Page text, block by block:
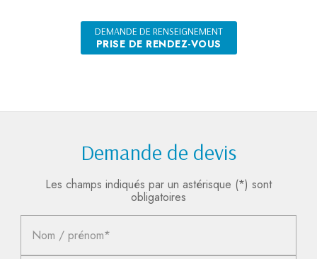
DEMANDE DE RENSEIGNEMENT
PRISE DE RENDEZ-VOUS
Demande de devis
Les champs indiqués par un astérisque (*) sont
obligatoires
Nom / prénom*